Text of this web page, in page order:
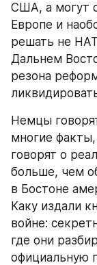
США, а могут
Европе и
решать не
Дальнем
резона
Немцы
многие
говорят о
больше, чем
в Бостоне
Каку издали
войне:
где они
официальную